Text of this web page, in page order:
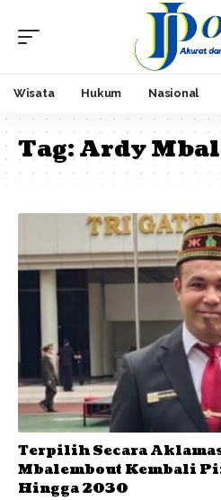
Wisata Hukum Nasional
Tag:Ardy
Terpilih Secara
Mbalembout Kembali
Hingga 2030